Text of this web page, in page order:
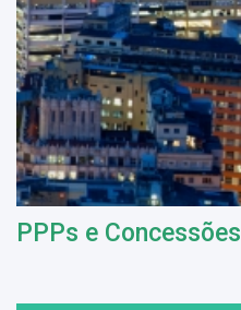
PPPs e Concessões